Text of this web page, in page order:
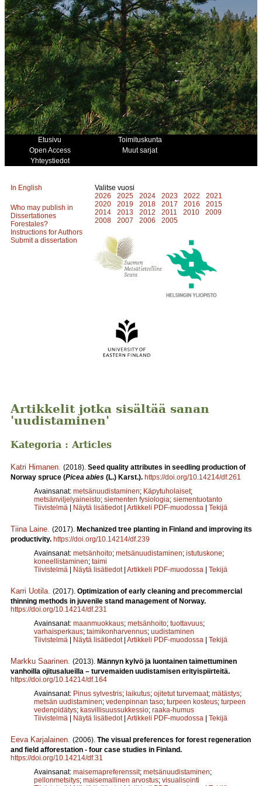
Etusivu
Toimituskunta
Open Access
Muut sarjat
Yhteystiedot
In English
Who may publish in
Dissertationes
Forestales?
Instructions for Authors
Submit a dissertation
Valitse vuosi
2026
2025 2024 2023 2022
2021
2020
2019 2018 2017 2016
2015
2014
2013 2012 2011 2010
2009
2008
2007 2006 2005
Artikkelit jotka sisältää sanan
'uudistaminen'
Kategoria : Articles
Katri Himanen (2018). Seed quality attributes in seedling production of
Norway spruce (Picea abies (L.) Karst.). https://doi.org/10.14214/df.261
Avainsanat: metsänuudistaminen; Käpytuholaiset;
metsänviljelyaineisto; siementen fysiologia; siementuotanto
Tiivistelmä | Näytä lisätiedot | Artikkeli PDF-muodossa | Tekijä
Tiina Laine (2017). Mechanized tree planting in Finland and improving its
productivity. https://doi.org/10.14214/df.239
Avainsanat: metsänhoito; metsänuudistaminen; istutuskone;
koneellistaminen; taimi
Tiivistelmä | Näytä lisätiedot | Artikkeli PDF-muodossa | Tekijä
Karri Uotila (2017). Optimization of early cleaning and precommercial
thinning methods in juvenile stand management of Norway.
https://doi.org/10.14214/df.231
Avainsanat: maanmuokkaus; metsänhoito; tuottavuus;
varhaisperkaus; taimikonharvennus; uudistaminen
Tiivistelmä | Näytä lisätiedot | Artikkeli PDF-muodossa | Tekijä
Markku Saarinen (2013). Männyn kylvö ja luontainen taimettuminen
vanhoilla ojitusalueilla – turvemaiden uudistamisen erityispiirteitä.
https://doi.org/10.14214/df.164
Avainsanat: Pinus sylvestris; laikutus; ojitetut turvemaat; mätästys;
metsän uudistaminen; vedenpinnan taso; turpeen kosteus; turpeen
vedenpidätys; kasvillisuussukkessio; raaka-humus
Tiivistelmä | Näytä lisätiedot | Artikkeli PDF-muodossa | Tekijä
Eeva Karjalainen (2006). The visual preferences for forest regeneration
and field afforestation - four case studies in Finland.
https://doi.org/10.14214/df.31
Avainsanat: maisemapreferenssit; metsänuudistaminen;
pellonmetsitys; maisemallinen arvostus; visualisointi